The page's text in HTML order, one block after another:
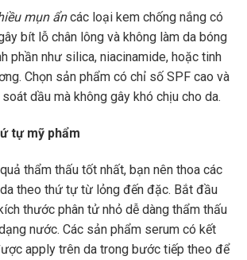
mụn ẩncác loại kem chống nắng có
bít lỗ chân lông và không làm da bóng
phần như silica, niacinamide, hoặc tinh
Chọn sản phẩm có chỉ số SPF cao và
dầu mà không gây khó chịu cho da.
tự mỹ phẩm
thẩm thấu tốt nhất, bạn nên thoa các
theo thứ tự từ lỏng đến đặc. Bắt đầu
thước phân tử nhỏ dễ dàng thẩm thấu
nước. Các sản phẩm serum có kết
apply trên da trong bước tiếp theo để